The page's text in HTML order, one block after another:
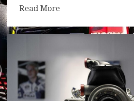
Read More